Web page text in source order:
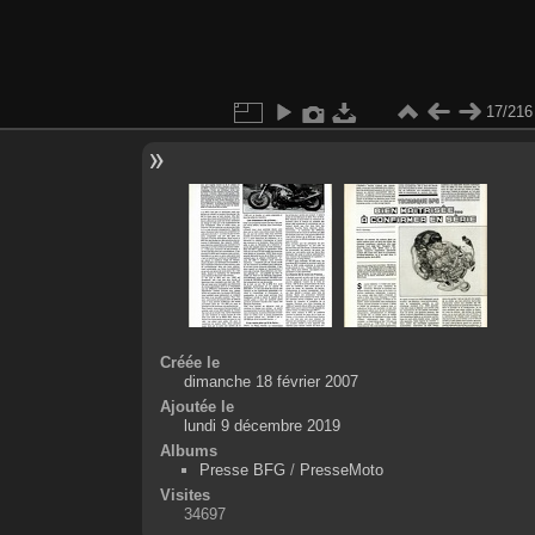
17/216
Créée le
dimanche 18 février 2007
Ajoutée le
lundi 9 décembre 2019
Albums
Presse BFG / PresseMoto
Visites
34697